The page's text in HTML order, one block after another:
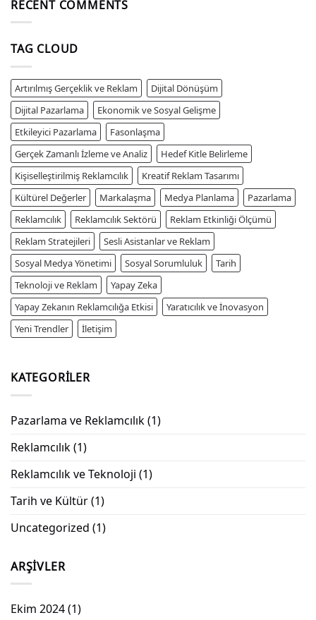
RECENT COMMENTS
TAG CLOUD
Artırılmış Gerçeklik ve Reklam
Dijital Dönüşüm
Dijital Pazarlama
Ekonomik ve Sosyal Gelişme
Etkileyici Pazarlama
Fasonlaşma
Gerçek Zamanlı İzleme ve Analiz
Hedef Kitle Belirleme
Kişiselleştirilmiş Reklamcılık
Kreatif Reklam Tasarımı
Kültürel Değerler
Markalaşma Medya Planlama
Pazarlama
Reklamcılık
Reklamcılık Sektörü
Reklam Etkinliği Ölçümü
Reklam Stratejileri
Sesli Asistanlar ve Reklam
Sosyal Medya Yönetimi
Sosyal Sorumluluk
Tarih
Teknoloji ve Reklam
Yapay Zeka
Yapay Zekanın Reklamcılığa Etkisi
Yaratıcılık ve İnovasyon
Yeni Trendler
İletişim
KATEGORILER
Pazarlama ve Reklamcılık(1)
Reklamcılık(1)
Reklamcılık ve Teknoloji (1)
Tarih ve Kültür(1)
Uncategorized (1)
ARŞIVLER
Ekim 2024(1)